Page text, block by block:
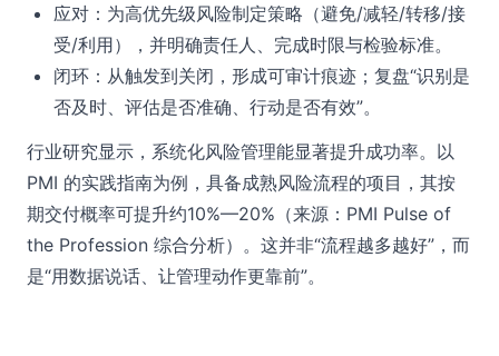
应对：为高优先级风险制定策略（避免/减轻/转移/接
受/利用），并明确责任人、完成时限与检验标准。
闭环：从触发到关闭，形成可审计痕迹；复盘“识别是
否及时、评估是否准确、行动是否有效”。
行业研究显示，系统化风险管理能显著提升成功率。以
PMI 的实践指南为例，具备成熟风险流程的项目，其按
期交付概率可提升约10%—20%（来源：PMI Pulse of
the Profession 综合分析）。这并非“流程越多越好”，而
是“用数据说话、让管理动作更靠前”。